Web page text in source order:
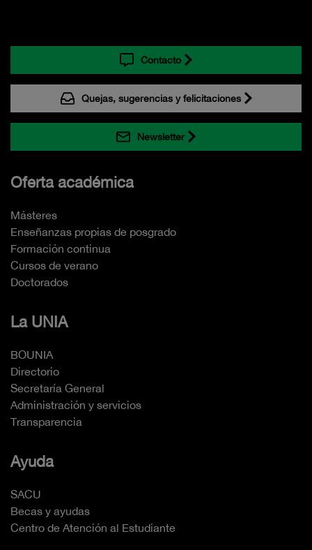
Contacto
Quejas, sugerencias y felicitaciones
Newsletter
Oferta académica
Másteres
Enseñanzas propias de posgrado
Formación continua
Cursos de verano
Doctorados
La UNIA
BOUNIA
Directorio
Secretaría General
Administración y servicios
Transparencia
Ayuda
SACU
Becas y ayudas
Centro de Atención al Estudiante